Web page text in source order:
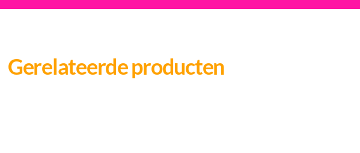
Gerelateerde producten